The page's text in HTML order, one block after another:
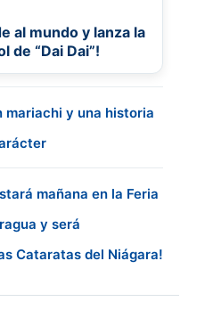
al mundo y lanza la
de “Dai Dai”!
mariachi y una historia
mañana en la Feria
y será
Cataratas del Niágara!